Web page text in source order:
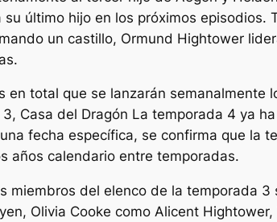
último hijo en los próximos episodios.
un castillo, Ormund Hightower
total que se lanzarán semanalmente
3, Casa del Dragón La temporada 4 ya
fecha específica, se confirma que la
años calendario entre temporadas.
miembros del elenco de la temporada 3
Olivia Cooke como Alicent